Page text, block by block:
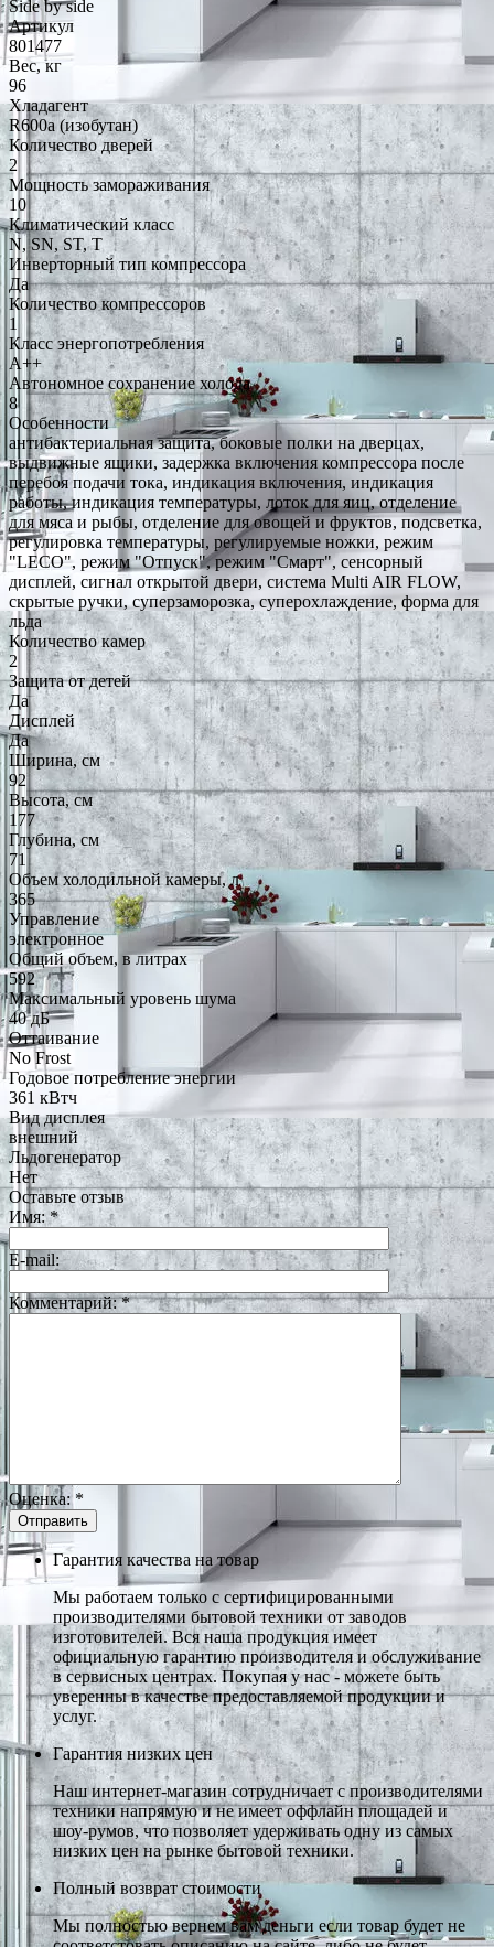
Side by side
Артикул
801477
Вес, кг
96
Хладагент
R600a (изобутан)
Количество дверей
2
Мощность замораживания
10
Климатический класс
N, SN, ST, T
Инверторный тип компрессора
Да
Количество компрессоров
1
Класс энергопотребления
A++
Автономное сохранение холода
8
Особенности
антибактериальная защита, боковые полки на дверцах,
выдвижные ящики, задержка включения компрессора после
перебоя подачи тока, индикация включения, индикация
работы, индикация температуры, лоток для яиц, отделение
для мяса и рыбы, отделение для овощей и фруктов, подсветка,
регулировка температуры, регулируемые ножки, режим
"LECO", режим "Отпуск", режим "Смарт", сенсорный
дисплей, сигнал открытой двери, система Multi AIR FLOW,
скрытые ручки, суперзаморозка, суперохлаждение, форма для
льда
Количество камер
2
Защита от детей
Да
Дисплей
Да
Ширина, см
92
Высота, см
177
Глубина, см
71
Объем холодильной камеры, л
365
Управление
электронное
Общий объем, в литрах
592
Максимальный уровень шума
40 дБ
Оттаивание
No Frost
Годовое потребление энергии
361 кВтч
Вид дисплея
внешний
Льдогенератор
Нет
Оставьте отзыв
Имя:*
E-mail:
Комментарий:*
Оценка:*
Гарантия качества на товар
Мы работаем только с сертифицированными
производителями бытовой техники от заводов
изготовителей. Вся наша продукция имеет
официальную гарантию производителя и обслуживание
в сервисных центрах. Покупая у нас - можете быть
уверенны в качестве предоставляемой продукции и
услуг.
Гарантия низких цен
Наш интернет-магазин сотрудничает с производителями
техники напрямую и не имеет оффлайн площадей и
шоу-румов, что позволяет удерживать одну из самых
низких цен на рынке бытовой техники.
Полный возврат стоимости
Мы полностью вернем вам деньги если товар будет не